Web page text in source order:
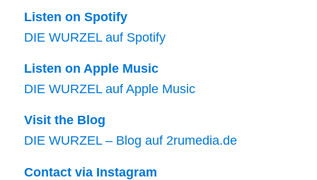
Listen on Spotify
DIE WURZEL auf Spotify
Listen on Apple Music
DIE WURZEL auf Apple Music
Visit the Blog
DIE WURZEL – Blog auf 2rumedia.de
Contact via Instagram